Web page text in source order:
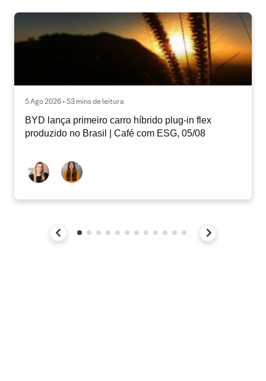
5 Ago 2026 • 53 mins de leitura
BYD lança primeiro carro híbrido plug-in flex
produzido no Brasil | Café com ESG, 05/08